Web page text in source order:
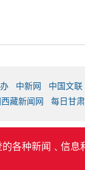
中新网
中国文联
藏新闻网 每日甘
各种新闻﹑信息